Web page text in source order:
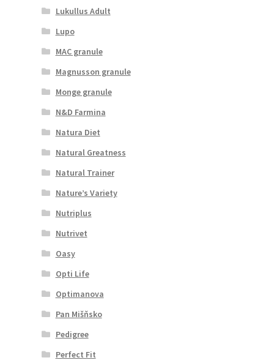
Lukullus Adult
Lupo
MAC granule
Magnusson granule
Monge granule
N&D Farmina
Natura Diet
Natural Greatness
Natural Trainer
Nature’s Variety
Nutriplus
Nutrivet
Oasy
Opti Life
Optimanova
Pan Mišňsko
Pedigree
Perfect Fit